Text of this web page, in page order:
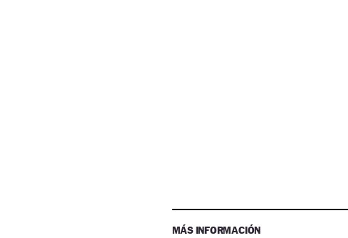
MÁS INFORMACIÓN